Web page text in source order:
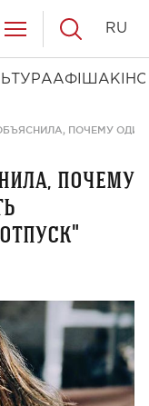
АФІША КІНО
RU
ПОЧЕМУ
почему